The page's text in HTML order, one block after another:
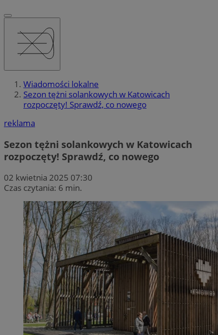
Wiadomości lokalne
Sezon tężni solankowych w Katowicach
rozpoczęty! Sprawdź, co nowego
reklama
Sezon tężni solankowych w Katowicach
rozpoczęty! Sprawdź, co nowego
02 kwietnia 2025 07:30
Czas czytania: 6 min.